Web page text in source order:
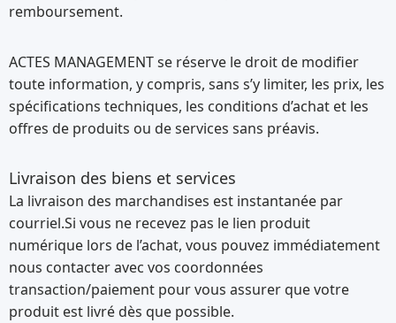
remboursement.
ACTES MANAGEMENT se réserve le droit de modifier
toute information, y compris, sans s’y limiter, les prix, les
spécifications techniques, les conditions d’achat et les
offres de produits ou de services sans préavis.
Livraison des biens et services
La livraison des marchandises est instantanée par
courriel.Si vous ne recevez pas le lien produit
numérique lors de l’achat, vous pouvez immédiatement
nous contacter avec vos coordonnées
transaction/paiement pour vous assurer que votre
produit est livré dès que possible.